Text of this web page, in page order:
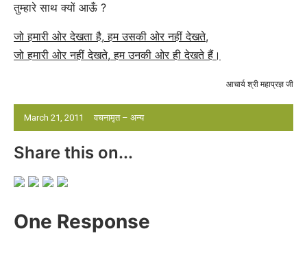
March 21, 2011 वचनामृत – अन्य
तुम्हारे साथ क्यों आऊँ ?
जो हमारी ओर देखता है, हम उसकी ओर नहीं देखते,
जो हमारी ओर नहीं देखते, हम उनकी ओर ही देखते हैं।
आचार्य श्री महाप्रज्ञ जी
Share this on...
One Response